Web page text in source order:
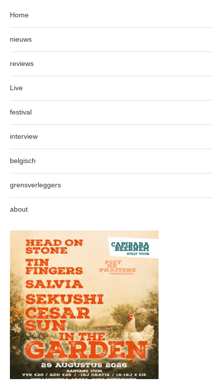
Home
nieuws
reviews
Live
festival
interview
belgisch
grensverleggers
about